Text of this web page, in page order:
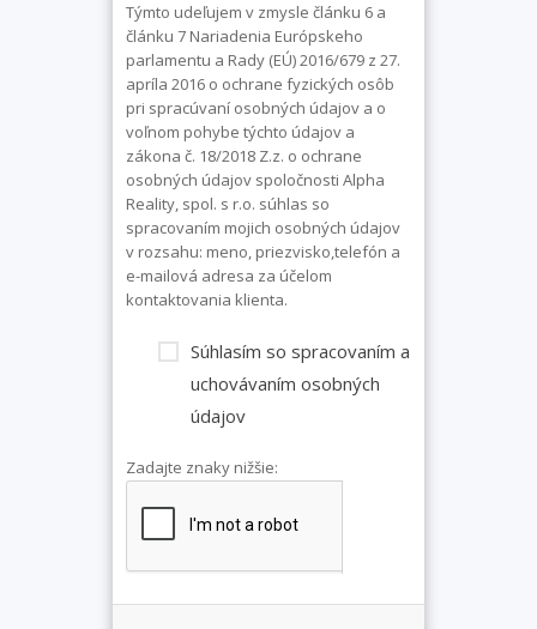
Týmto udeľujem v zmysle článku 6 a
článku 7 Nariadenia Európskeho
parlamentu a Rady (EÚ) 2016/679 z 27.
apríla 2016 o ochrane fyzických osôb
pri spracúvaní osobných údajov a o
voľnom pohybe týchto údajov a
zákona č. 18/2018 Z.z. o ochrane
osobných údajov spoločnosti Alpha
Reality, spol. s r.o. súhlas so
spracovaním mojich osobných údajov
v rozsahu: meno, priezvisko,telefón a
e-mailová adresa za účelom
kontaktovania klienta.
Súhlasím so spracovaním a
uchovávaním osobných
údajov
Zadajte znaky nižšie: